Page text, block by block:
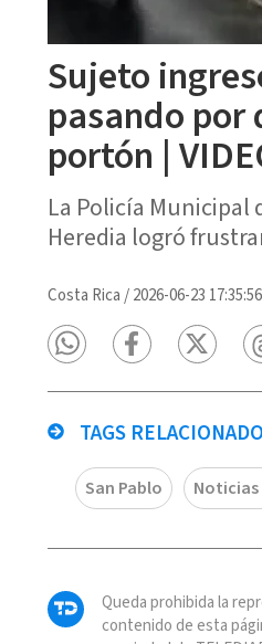
Sujeto
pasando por
portón |
La Policía Municipal
Heredia logró
Costa Rica /2026-06-23 17:35:56
TAGS
San Pablo
Queda prohibida la
contenido de esta